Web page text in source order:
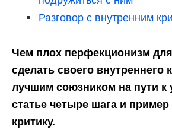
Разговор с внутренним
Чем плох перфекционизм
сделать своего внутреннего
лучшим союзником на пути к
статье четыре шага и
критику.